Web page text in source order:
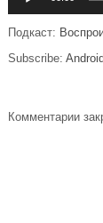
Подкаст:
Subscribe: Android
Комментарии